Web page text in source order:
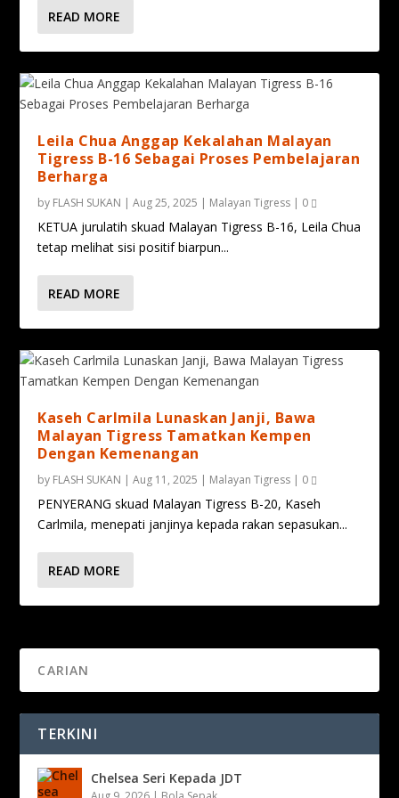
READ MORE
Leila Chua Anggap Kekalahan Malayan
Tigress B-16 Sebagai Proses Pembelajaran
Berharga
by FLASH SUKAN |Aug 25, 2025 | Malayan Tigress | 0
KETUA jurulatih skuad Malayan Tigress B-16, Leila Chua
tetap melihat sisi positif biarpun...
READ MORE
Kaseh Carlmila Lunaskan Janji, Bawa
Malayan Tigress Tamatkan Kempen
Dengan Kemenangan
by FLASH SUKAN |Aug 11, 2025 | Malayan Tigress | 0
PENYERANG skuad Malayan Tigress B-20, Kaseh
Carlmila, menepati janjinya kepada rakan sepasukan...
READ MORE
TERKINI
Chelsea Seri Kepada JDT